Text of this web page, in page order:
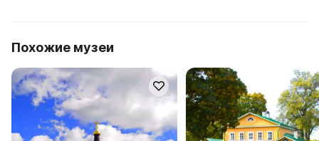
Похожие музеи